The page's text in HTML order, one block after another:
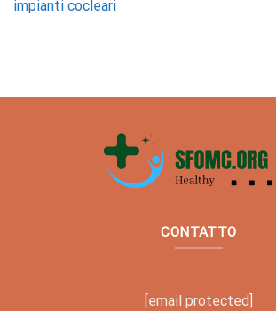
impianti cocleari
CONTATTO
[email protected]